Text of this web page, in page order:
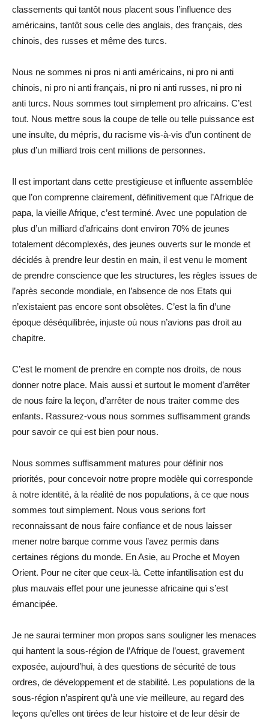
classements qui tantôt nous placent sous l’influence des
américains, tantôt sous celle des anglais, des français, des
chinois, des russes et même des turcs.
Nous ne sommes ni pros ni anti américains, ni pro ni anti
chinois, ni pro ni anti français, ni pro ni anti russes, ni pro ni
anti turcs. Nous sommes tout simplement pro africains. C’est
tout. Nous mettre sous la coupe de telle ou telle puissance est
une insulte, du mépris, du racisme vis-à-vis d’un continent de
plus d’un milliard trois cent millions de personnes.
Il est important dans cette prestigieuse et influente assemblée
que l’on comprenne clairement, définitivement que l’Afrique de
papa, la vieille Afrique, c’est terminé. Avec une population de
plus d’un milliard d’africains dont environ 70% de jeunes
totalement décomplexés, des jeunes ouverts sur le monde et
décidés à prendre leur destin en main, il est venu le moment
de prendre conscience que les structures, les règles issues de
l’après seconde mondiale, en l’absence de nos Etats qui
n’existaient pas encore sont obsolètes. C’est la fin d’une
époque déséquilibrée, injuste où nous n’avions pas droit au
chapitre.
C’est le moment de prendre en compte nos droits, de nous
donner notre place. Mais aussi et surtout le moment d’arrêter
de nous faire la leçon, d’arrêter de nous traiter comme des
enfants. Rassurez-vous nous sommes suffisamment grands
pour savoir ce qui est bien pour nous.
Nous sommes suffisamment matures pour définir nos
priorités, pour concevoir notre propre modèle qui corresponde
à notre identité, à la réalité de nos populations, à ce que nous
sommes tout simplement. Nous vous serions fort
reconnaissant de nous faire confiance et de nous laisser
mener notre barque comme vous l’avez permis dans
certaines régions du monde. En Asie, au Proche et Moyen
Orient. Pour ne citer que ceux-là. Cette infantilisation est du
plus mauvais effet pour une jeunesse africaine qui s’est
émancipée.
Je ne saurai terminer mon propos sans souligner les menaces
qui hantent la sous-région de l’Afrique de l’ouest, gravement
exposée, aujourd’hui, à des questions de sécurité de tous
ordres, de développement et de stabilité. Les populations de la
sous-région n’aspirent qu’à une vie meilleure, au regard des
leçons qu’elles ont tirées de leur histoire et de leur désir de